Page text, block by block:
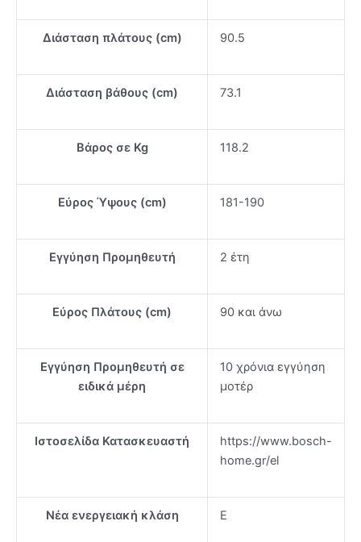
Διάσταση πλάτους (cm) 90.5
Διάσταση βάθους (cm) 73.1
Βάρος σε Kg 118.2
Εύρος Ύψους (cm) 181-190
Εγγύηση Προμηθευτή 2 έτη
Εύρος Πλάτους (cm) 90 και άνω
Εγγύηση Προμηθευτή σε
ειδικά μέρη
10 χρόνια εγγύηση
μοτέρ
Ιστοσελίδα Κατασκευαστή
https://www.bosch-
home.gr/el
Νέα ενεργειακή κλάση E